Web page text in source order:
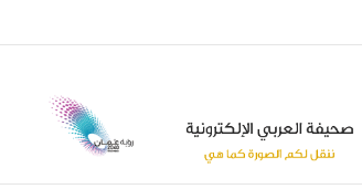
في أول انتصار تحت قيادة ماريسكا